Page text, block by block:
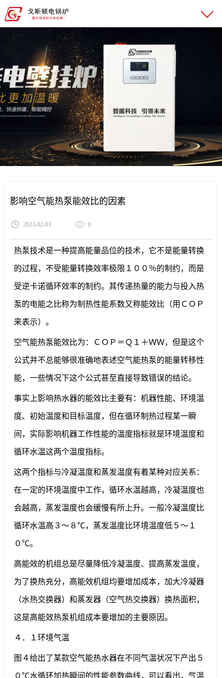
影响空气能热泵能效比的因素
2023-02-03 0
热泵技术是一种提高能量品位的技术，它不是能量转换
的过程，不受能量转换效率极限１００％的制约，而是
受逆卡诺循环效率的制约。其传递热量的能力与投入热
泵的电能之比称为制热性能系数又称能效比（用ＣＯＰ
来表示）。
空气能热泵能效比为：ＣＯＰ＝Ｑ１＋ＷＷ，但是这个
公式并不总能够很准确地表述空气能热泵的能量转移性
能，一些情况下这个公式甚至直接导致错误的结论。
事实上影响热水器的能效比主要有：机器性能、环境温
度、初始温度和目标温度，但在循环制热过程某一瞬
间，实际影响机器工作性能的温度指标就是环境温度和
循环水温这两个温度指标。
这两个指标与冷凝温度和蒸发温度有着某种对应关系：
在一定的环境温度中工作，循环水温越高，冷凝温度也
会越高，蒸发温度也会缓慢有所上升。一般冷凝温度比
循环水温高３～８℃，蒸发温度比环境温度低５～１
０℃。
高能效的机组总是尽量降低冷凝温度、提高蒸发温度，
为了换热充分，高能效机组均要增加成本，加大冷凝器
（水热交换器）和蒸发器（空气热交换器）换热面积，
这是高能效热泵机组成本要增加的主要原因。
４．１环境气温
图４给出了某款空气能热水器在不同气温状况下产出５
０℃水循环加热瞬间的性能参数曲线，可以看出，气温